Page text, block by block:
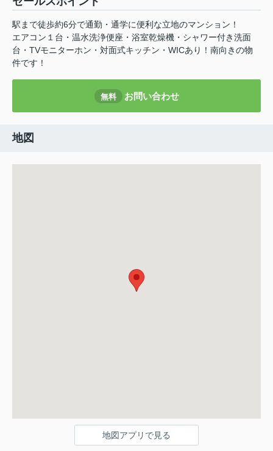
駅まで徒歩約6分で通勤・通学に便利な立地のマンション！
エアコン１台・温水洗浄便座・浴室乾燥機・シャワー付き洗面
台・TVモニターホン・対面式キッチン・WICあり！南向きの物
件です！
無料 お問い合わせ
地図
地図アプリで見る